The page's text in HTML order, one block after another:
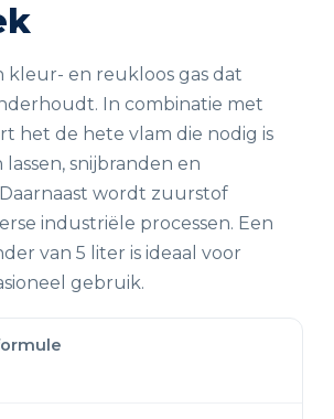
kleur- en reukloos gas dat
In combinatie met
het de hete vlam die nodig is
snijbranden en
wordt zuurstof
industriële processen. Een
van 5 liter is ideaal voor
gebruik.